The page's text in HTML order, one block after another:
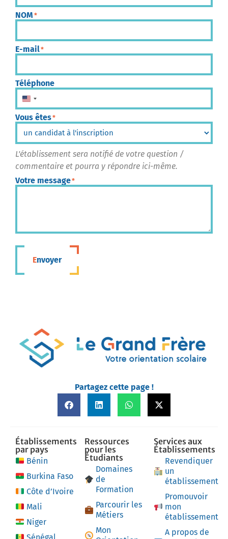
NOM *
E-mail*
Téléphone
États-Unis +1
Vous êtes*
L'établissement sera notifié de votre question /
commentaire et pourra y répondre ici-même.
Votre message*
Envoyer
Partagez cette page !
Établissements
par pays
Bénin
Burkina Faso
Côte d’Ivoire
Mali
Niger
Ressources
pour les
Étudiants
Domaines
de
Formation
Parcourir les
Métiers
Mon
Services aux
Établissements
Revendiquer
un
établissement
Promouvoir
mon
établissement
A propos de